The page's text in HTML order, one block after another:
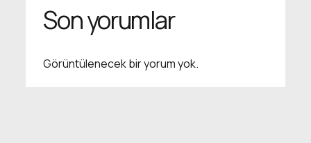
Son yorumlar
Görüntülenecek bir yorum yok.